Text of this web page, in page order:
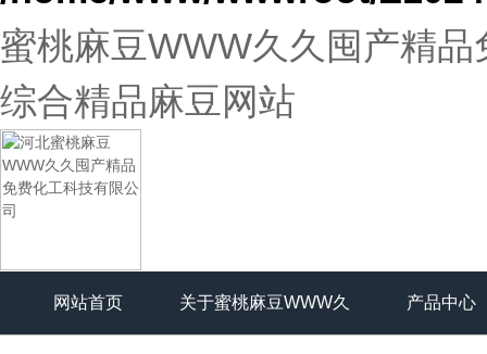
蜜桃麻豆WWW久久囤产精
综合精品麻豆网站
网站首页 关于蜜桃麻豆WWW久 产品中心